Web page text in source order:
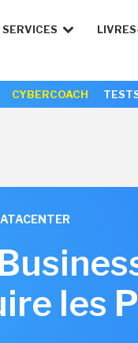
SERVICES
CYBERCOACH
les